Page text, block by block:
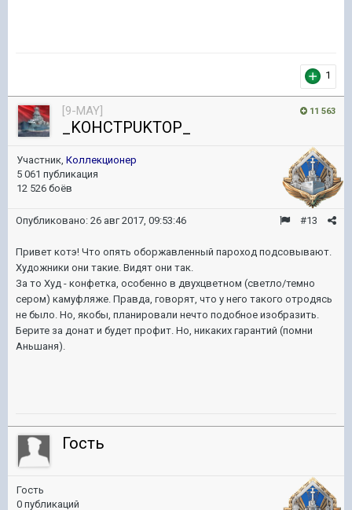
1
11 563
[9-MAY]
_KOHCTPUKTOP_
Участник, Коллекционер
5 061 публикация
12 526 боёв
#13
Опубликовано: 26 авг 2017, 09:53:46
Привет котэ! Что опять оборжавленный пароход подсовывают.
Художники они такие. Видят они так.
За то Худ - конфетка, особенно в двухцветном (светло/темно
сером) камуфляже. Правда, говорят, что у него такого отродясь
не было. Но, якобы, планировали нечто подобное изобразить.
Берите за донат и будет профит. Но, никаких гарантий (помни
Аньшаня).
Гость
Гость
0 публикаций